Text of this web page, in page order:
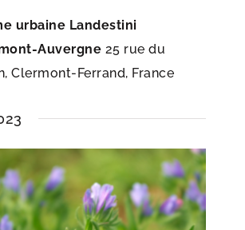
urbaine Landestini
Auvergne 25 rue du
Clermont-Ferrand, France